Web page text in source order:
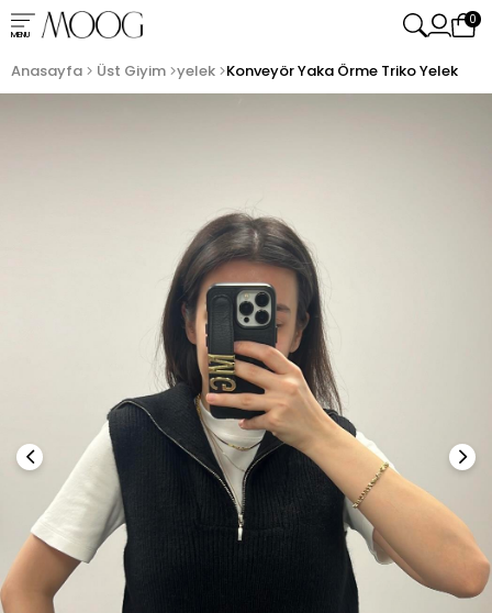
MENU
0
Anasayfa Üst Giyim yelek Konveyör Yaka Örme Triko Yelek